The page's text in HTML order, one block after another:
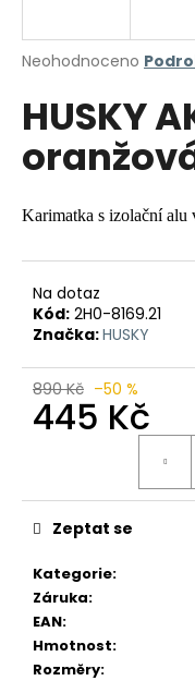
Průměrné
produktu
je
z
hvězdiček.
Neohodnoceno
HUSKY
Karimatka s izolační alu
Na dotaz
Kód: 2H0-8169.21
Značka:HUSKY
890 Kč –50 %
445 Kč
Kategorie:
Záruka:
EAN:
Hmotnost:
Rozměry:
Zeptat se
j
t
?
D
o
p
o
u
e
m
e